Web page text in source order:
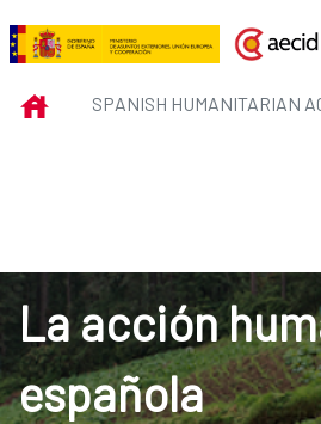
Skip to Main Content
SPANISH
INICIOSPANISH HUMANITARIAN
La acción
española